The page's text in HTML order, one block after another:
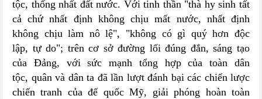
tộc, thống nhất đất nước. Với tinh thần "thà hy sinh tất
cả chứ nhất định không chịu mất nước, nhất định
không chịu làm nô lệ", "không có gì quý hơn độc
lập, tự do"; trên cơ sở đường lối đúng đắn, sáng tạo
của Đảng, với sức mạnh tổng hợp của toàn dân
tộc, quân và dân ta đã lần lượt đánh bại các chiến lược
chiến tranh của đế quốc Mỹ, giải phóng hoàn toàn